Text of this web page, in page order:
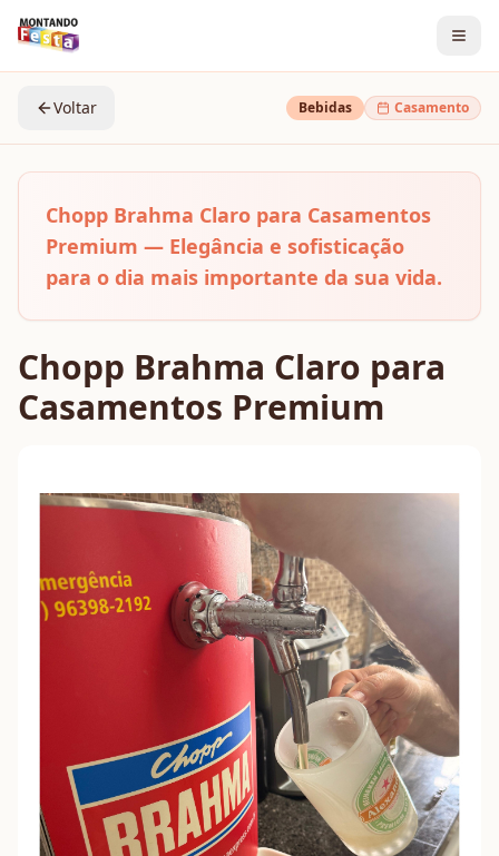
Voltar Bebidas Casamento
Chopp Brahma Claro para Casamentos
Premium — Elegância e sofisticação
para o dia mais importante da sua vida.
Chopp Brahma Claro para
Casamentos Premium